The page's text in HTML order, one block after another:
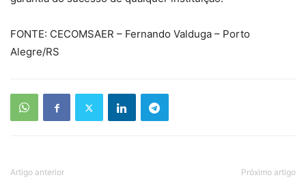
FONTE: CECOMSAER – Fernando Valduga – Porto
Alegre/RS
Artigo anterior Próximo artigo